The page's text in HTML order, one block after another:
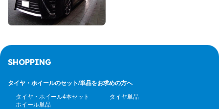
SHOPPING
タイヤ・ホイールのセット/単品をお求めの方へ
タイヤ・ホイール4本セット
タイヤ単品
ホイール単品